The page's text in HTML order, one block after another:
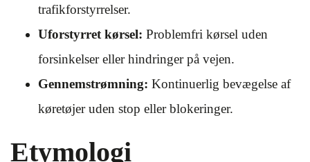
trafikforstyrrelser.
Uforstyrret kørsel: Problemfri kørsel uden
forsinkelser eller hindringer på vejen.
Gennemstrømning: Kontinuerlig bevægelse af
køretøjer uden stop eller blokeringer.
Etymologi